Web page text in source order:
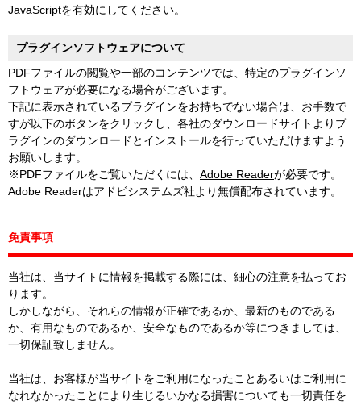
JavaScriptを有効にしてください。
プラグインソフトウェアについて
PDFファイルの閲覧や一部のコンテンツでは、特定のプラグインソ
フトウェアが必要になる場合がございます。
下記に表示されているプラグインをお持ちでない場合は、お手数で
すが以下のボタンをクリックし、各社のダウンロードサイトよりプ
ラグインのダウンロードとインストールを行っていただけますよう
お願いします。
※PDFファイルをご覧いただくには、 Adobe Readerが必要です。
Adobe Readerはアドビシステムズ社より無償配布されています。
免責事項
当社は、当サイトに情報を掲載する際には、細心の注意を払ってお
ります。
しかしながら、それらの情報が正確であるか、最新のものである
か、有用なものであるか、安全なものであるか等につきましては、
一切保証致しません。
当社は、お客様が当サイトをご利用になったことあるいはご利用に
なれなかったことにより生じるいかなる損害についても一切責任を